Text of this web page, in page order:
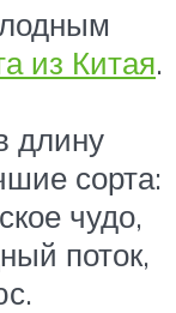
из Китая.
длину
сорта:
чудо,
поток,